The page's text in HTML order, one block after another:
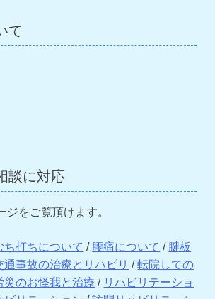
て
談に対応
ジをご覧頂けます。
ち打ちについて / 腰痛について / 腱板
通事故の治療とリハビリ /転院しての
災のお怪我と治療 / リハビリテーショ